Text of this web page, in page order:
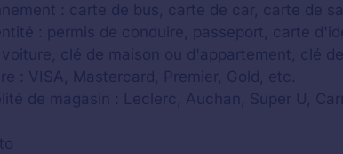
: carte de bus, carte de car, carte de
: permis de conduire, passeport, carte
clé de maison ou d'appartement, clé de
: VISA, Mastercard, Premier, Gold, etc.
de magasin : Leclerc, Auchan, Super U,